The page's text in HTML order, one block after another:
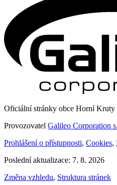
Oficiální stránky obce Horní
Provozovatel Galileo Corporation
Prohlášení o přístupnosti, Cookies,
Poslední aktualizace: 7. 8. 2026
Změna vzhledu, Struktura stránek